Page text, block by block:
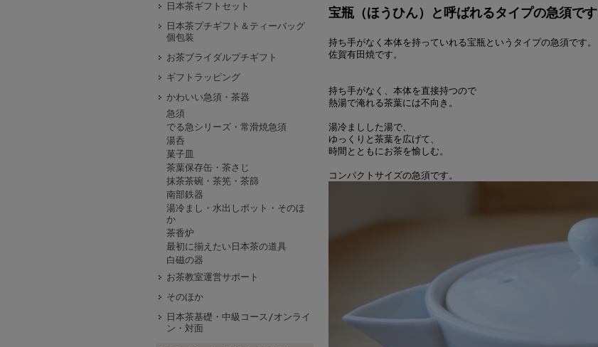
日本茶ギフトセット
日本茶プチギフト＆ティーバッグ
個包装
お茶ブライダルプチギフト
ギフトラッピング
かわいい急須・茶器
急須
でる急シリーズ・常滑焼急須
湯呑
菓子皿
茶葉保存缶・茶さじ
抹茶茶碗・茶筅・茶篩
南部鉄器
湯冷まし・水出しポット・そのほ
か
茶香炉
最初に揃えたい日本茶の道具
白磁の器
お茶教室運営サポート
そのほか
日本茶基礎・中級コース/オンライ
ン・対面
宝瓶（ほうひん）と呼ばれるタイプの急須です
持ち手がなく本体を持っていれる宝瓶というタイプの急須です。
佐賀有田焼です。
持ち手がなく、本体を直接持つので
熱湯で淹れる茶葉には不向き。
湯冷ましした湯で、
ゆっくりと茶葉を広げて、
時間とともにお茶を愉しむ。
コンパクトサイズの急須です。